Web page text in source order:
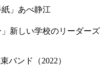
」あべ静江
新しい学校のリーダーズ
バンド（2022）